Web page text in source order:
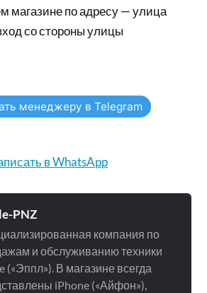
магазине по адресу — улица
со стороны улицы
менеджеру в Telegram
в WhatsApp
PNZ
компания по
и обслуживанию техники
(«Эппл»). В магазине всегда
iPhone («Айфон»),